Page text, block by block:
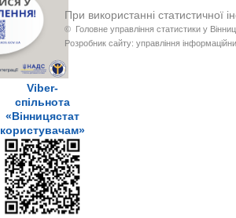
Viber-
спільнота
«Вінницястат
користувачам»
При використанні статистичної
© Головне управління статистики у
Розробник сайту: управління